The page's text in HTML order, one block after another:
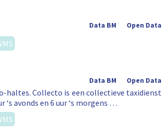
Open Data
Data BM
Open Data
Data BM
haltes. Collecto is een collectieve taxidienst
‘s avonds en 6 uur ‘s morgens …